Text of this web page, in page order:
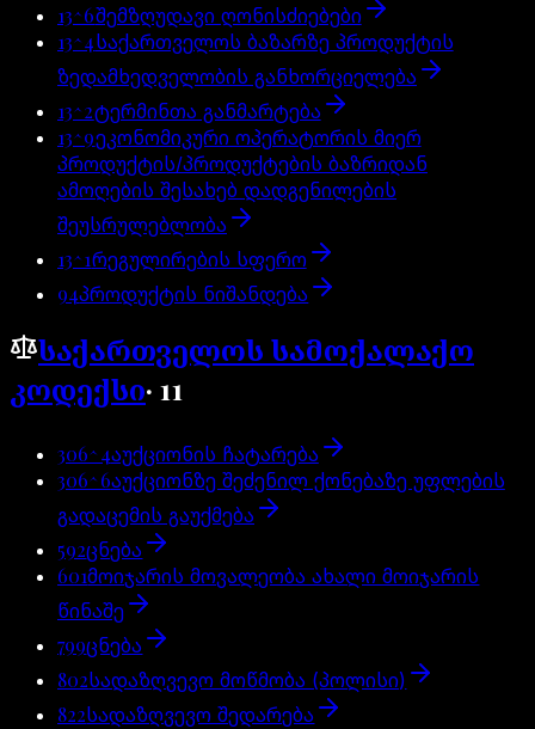
13^6შემზღუდავი ღონისძიებები
13^4საქართველოს ბაზარზე პროდუქტის
ზედამხედველობის განხორციელება
13^2ტერმინთა განმარტება
13^9ეკონომიკური ოპერატორის მიერ
პროდუქტის/პროდუქტების ბაზრიდან
ამოღების შესახებ დადგენილების
შეუსრულებლობა
13^1რეგულირების სფერო
94პროდუქტის ნიშანდება
საქართველოს სამოქალაქო
კოდექსი·11
306^4აუქციონის ჩატარება
306^6აუქციონზე შეძენილ ქონებაზე უფლების
გადაცემის გაუქმება
592ცნება
601მოიჯარის მოვალეობა ახალი მოიჯარის
წინაშე
799ცნება
802სადაზღვევო მოწმობა (პოლისი)
822სადაზღვევო შედარება